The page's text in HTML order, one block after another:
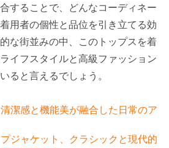
することで、どんなコーディネー
用者の個性と品位を引き立てる効
な街並みの中、このトップスを着
イフスタイルと高級ファッション
ると言えるでしょう。
潔感と機能美が融合した日常のア
ジャケット、クラシックと現代的